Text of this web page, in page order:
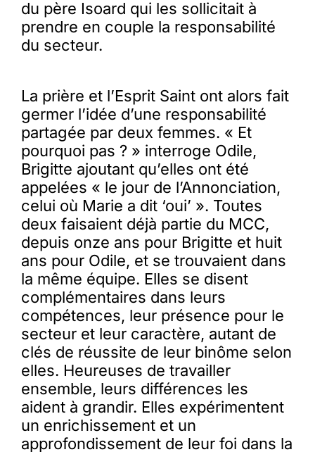
du père Isoard qui les sollicitait à
prendre en couple la responsabilité
du secteur.
La prière et l’Esprit Saint ont alors fait
germer l’idée d’une responsabilité
partagée par deux femmes. « Et
pourquoi pas ? » interroge Odile,
Brigitte ajoutant qu’elles ont été
appelées « le jour de l’Annonciation,
celui où Marie a dit ‘oui’ ». Toutes
deux faisaient déjà partie du MCC,
depuis onze ans pour Brigitte et huit
ans pour Odile, et se trouvaient dans
la même équipe. Elles se disent
complémentaires dans leurs
compétences, leur présence pour le
secteur et leur caractère, autant de
clés de réussite de leur binôme selon
elles. Heureuses de travailler
ensemble, leurs différences les
aident à grandir. Elles expérimentent
un enrichissement et un
approfondissement de leur foi dans la